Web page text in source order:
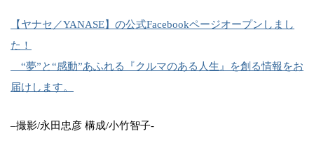
【ヤナセ／YANASE】の公式Facebookページオープンしまし
た！
“夢”と“感動”あふれる『クルマのある人生』を創る情報をお
届けします。
–撮影/永田忠彦 構成/小竹智子-